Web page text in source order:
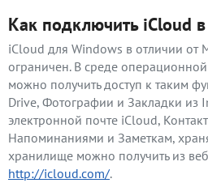
Как подключить iCloud
iCloud для Windows в отличии от
ограничен. В среде
можно получить доступ к таким
Drive, Фотографии и Закладки из
электронной почте iCloud,
Напоминаниями и Заметкам,
хранилище можно получить из
http://icloud.com/.